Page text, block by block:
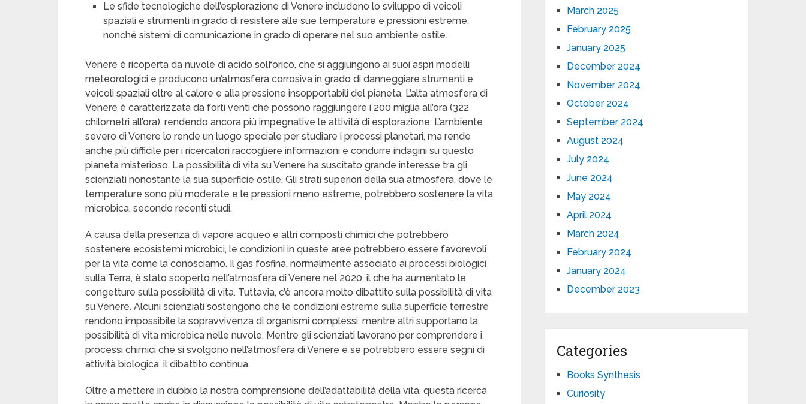
Le sfide tecnologiche dell’esplorazione di Venere includono lo sviluppo di veicoli
spaziali e strumenti in grado di resistere alle sue temperature e pressioni estreme,
nonché sistemi di comunicazione in grado di operare nel suo ambiente ostile.
Venere è ricoperta da nuvole di acido solforico, che si aggiungono ai suoi aspri modelli
meteorologici e producono un’atmosfera corrosiva in grado di danneggiare strumenti e
veicoli spaziali oltre al calore e alla pressione insopportabili del pianeta. L’alta atmosfera di
Venere è caratterizzata da forti venti che possono raggiungere i 200 miglia all’ora (322
chilometri all’ora), rendendo ancora più impegnative le attività di esplorazione. L’ambiente
severo di Venere lo rende un luogo speciale per studiare i processi planetari, ma rende
anche più difficile per i ricercatori raccogliere informazioni e condurre indagini su questo
pianeta misterioso. La possibilità di vita su Venere ha suscitato grande interesse tra gli
scienziati nonostante la sua superficie ostile. Gli strati superiori della sua atmosfera, dove le
temperature sono più moderate e le pressioni meno estreme, potrebbero sostenere la vita
microbica, secondo recenti studi.
A causa della presenza di vapore acqueo e altri composti chimici che potrebbero
sostenere ecosistemi microbici, le condizioni in queste aree potrebbero essere favorevoli
per la vita come la conosciamo. Il gas fosfina, normalmente associato ai processi biologici
sulla Terra, è stato scoperto nell’atmosfera di Venere nel 2020, il che ha aumentato le
congetture sulla possibilità di vita. Tuttavia, c’è ancora molto dibattito sulla possibilità di vita
su Venere. Alcuni scienziati sostengono che le condizioni estreme sulla superficie terrestre
rendono impossibile la sopravvivenza di organismi complessi, mentre altri supportano la
possibilità di vita microbica nelle nuvole. Mentre gli scienziati lavorano per comprendere i
processi chimici che si svolgono nell’atmosfera di Venere e se potrebbero essere segni di
attività biologica, il dibattito continua.
Oltre a mettere in dubbio la nostra comprensione dell’adattabilità della vita, questa ricerca
March 2025
February 2025
January 2025
December 2024
November 2024
October 2024
September 2024
August 2024
July 2024
June 2024
May 2024
April 2024
March 2024
February 2024
January 2024
December 2023
Categories
Books Synthesis
Curiosity